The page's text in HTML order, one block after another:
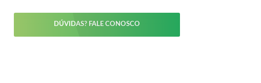
DÚVIDAS? FALE CONOSCO